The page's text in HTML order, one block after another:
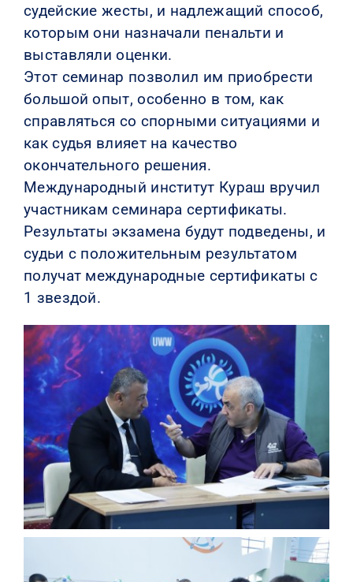
судейские жесты, и надлежащий способ,
которым они назначали пенальти и
выставляли оценки.
Этот семинар позволил им приобрести
большой опыт, особенно в том, как
справляться со спорными ситуациями и
как судья влияет на качество
окончательного решения.
Международный институт Кураш вручил
участникам семинара сертификаты.
Результаты экзамена будут подведены, и
судьи с положительным результатом
получат международные сертификаты с
1 звездой.